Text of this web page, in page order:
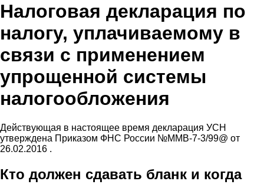
Налоговая декларация по
налогу, уплачиваемому в
связи с применением
упрощенной системы
налогообложения
Действующая в настоящее время декларация УСН
утверждена Приказом ФНС России №ММВ-7-3/99@ от
26.02.2016 .
Кто должен сдавать бланк и когда